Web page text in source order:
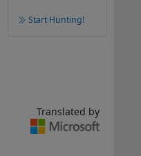
Start Hunting!
Translated by